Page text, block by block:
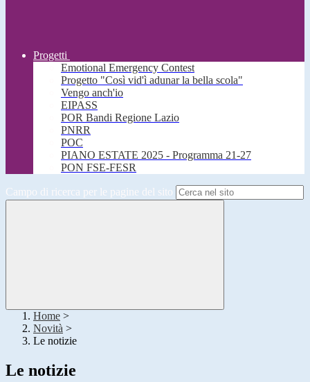
Progetti
Emotional Emergency Contest
Progetto "Così vid'ì adunar la bella scola"
Vengo anch'io
EIPASS
POR Bandi Regione Lazio
PNRR
POC
PIANO ESTATE 2025 - Programma 21-27
PON FSE-FESR
Campo di ricerca per le pagine del sito
Home >
Novità >
Le notizie
Le notizie